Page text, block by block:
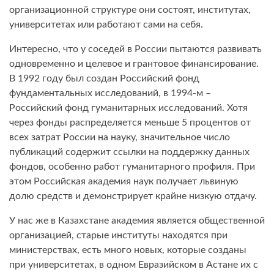
организационной структуре они состоят, институтах,
университетах или работают сами на себя.
Интересно, что у соседей в России пытаются развивать
одновременно и целевое и грантовое финансирование.
В 1992 году был создан Российский фонд
фундаментальных исследований, в 1994-м –
Российский фонд гуманитарных исследований. Хотя
через фонды распределяется меньше 5 процентов от
всех затрат России на науку, значительное число
публикаций содержит ссылки на поддержку данных
фондов, особенно работ гуманитарного профиля. При
этом Российская академия наук получает львиную
долю средств и демонстрирует крайне низкую отдачу.
У нас же в Казахстане академия является общественной
организацией, старые институты находятся при
министерствах, есть много новых, которые созданы
при университетах, в одном Евразийском в Астане их с